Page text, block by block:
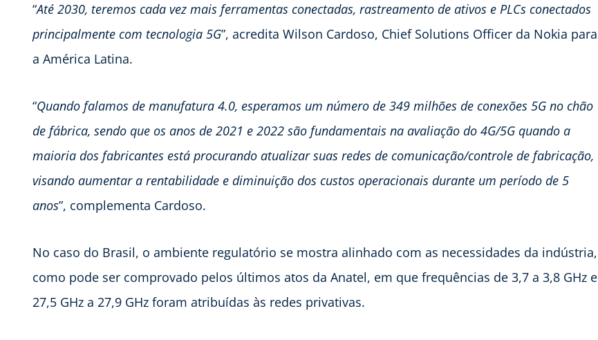
“Até 2030, teremos cada vez mais ferramentas conectadas, rastreamento de ativos e PLCs conectados
principalmente com tecnologia 5G”, acredita Wilson Cardoso, Chief Solutions Officer da Nokia para
a América Latina.
“Quando falamos de manufatura 4.0, esperamos um número de 349 milhões de conexões 5G no chão
de fábrica, sendo que os anos de 2021 e 2022 são fundamentais na avaliação do 4G/5G quando a
maioria dos fabricantes está procurando atualizar suas redes de comunicação/controle de fabricação,
visando aumentar a rentabilidade e diminuição dos custos operacionais durante um período de 5
anos”, complementa Cardoso.
No caso do Brasil, o ambiente regulatório se mostra alinhado com as necessidades da indústria,
como pode ser comprovado pelos últimos atos da Anatel, em que frequências de 3,7 a 3,8 GHz e
27,5 GHz a 27,9 GHz foram atribuídas às redes privativas.